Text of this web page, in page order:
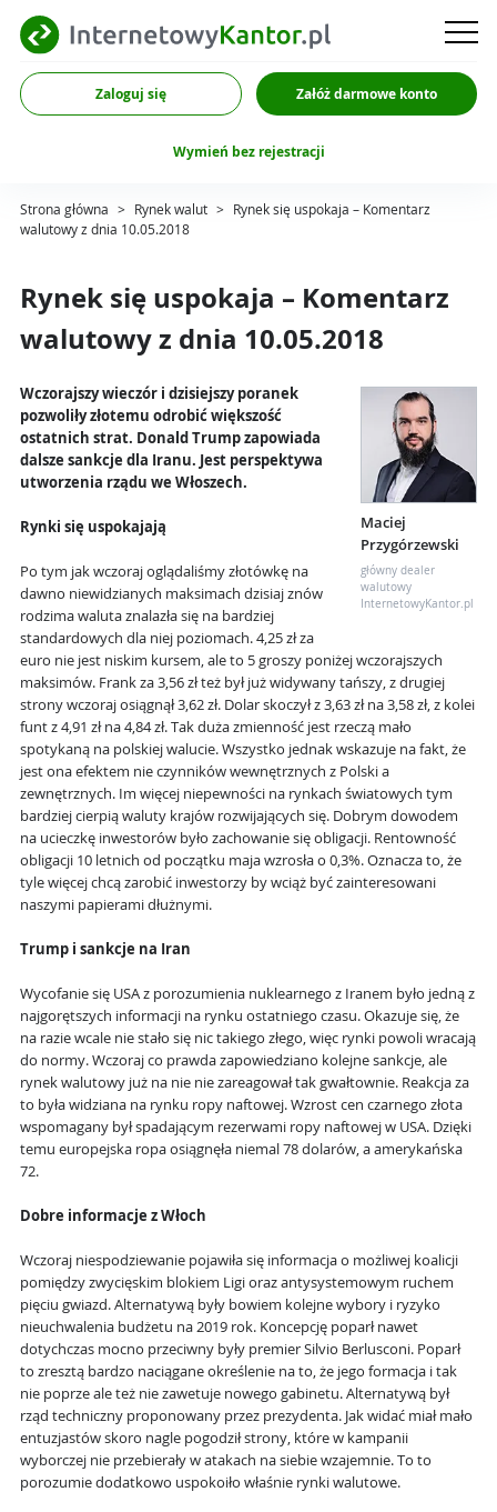
Zaloguj się Załóż darmowe konto
Wymień bez rejestracji
Strona główna > Rynek walut > Rynek się uspokaja – Komentarz
walutowy z dnia 10.05.2018
Rynek się uspokaja – Komentarz
walutowy z dnia 10.05.2018
Maciej
Przygórzewski
główny dealer
walutowy
InternetowyKantor.pl
Wczorajszy wieczór i dzisiejszy poranek
pozwoliły złotemu odrobić większość
ostatnich strat. Donald Trump zapowiada
dalsze sankcje dla Iranu. Jest perspektywa
utworzenia rządu we Włoszech.
Rynki się uspokajają
Po tym jak wczoraj oglądaliśmy złotówkę na
dawno niewidzianych maksimach dzisiaj znów
rodzima waluta znalazła się na bardziej
standardowych dla niej poziomach. 4,25 zł za
euro nie jest niskim kursem, ale to 5 groszy poniżej wczorajszych
maksimów. Frank za 3,56 zł też był już widywany tańszy, z drugiej
strony wczoraj osiągnął 3,62 zł. Dolar skoczył z 3,63 zł na 3,58 zł, z kolei
funt z 4,91 zł na 4,84 zł. Tak duża zmienność jest rzeczą mało
spotykaną na polskiej walucie. Wszystko jednak wskazuje na fakt, że
jest ona efektem nie czynników wewnętrznych z Polski a
zewnętrznych. Im więcej niepewności na rynkach światowych tym
bardziej cierpią waluty krajów rozwijających się. Dobrym dowodem
na ucieczkę inwestorów było zachowanie się obligacji. Rentowność
obligacji 10 letnich od początku maja wzrosła o 0,3%. Oznacza to, że
tyle więcej chcą zarobić inwestorzy by wciąż być zainteresowani
naszymi papierami dłużnymi.
Trump i sankcje na Iran
Wycofanie się USA z porozumienia nuklearnego z Iranem było jedną z
najgorętszych informacji na rynku ostatniego czasu. Okazuje się, że
na razie wcale nie stało się nic takiego złego, więc rynki powoli wracają
do normy. Wczoraj co prawda zapowiedziano kolejne sankcje, ale
rynek walutowy już na nie nie zareagował tak gwałtownie. Reakcja za
to była widziana na rynku ropy naftowej. Wzrost cen czarnego złota
wspomagany był spadającym rezerwami ropy naftowej w USA. Dzięki
temu europejska ropa osiągnęła niemal 78 dolarów, a amerykańska
72.
Dobre informacje z Włoch
Wczoraj niespodziewanie pojawiła się informacja o możliwej koalicji
pomiędzy zwycięskim blokiem Ligi oraz antysystemowym ruchem
pięciu gwiazd. Alternatywą były bowiem kolejne wybory i ryzyko
nieuchwalenia budżetu na 2019 rok. Koncepcję poparł nawet
dotychczas mocno przeciwny były premier Silvio Berlusconi. Poparł
to zresztą bardzo naciągane określenie na to, że jego formacja i tak
nie poprze ale też nie zawetuje nowego gabinetu. Alternatywą był
rząd techniczny proponowany przez prezydenta. Jak widać miał mało
entuzjastów skoro nagle pogodził strony, które w kampanii
wyborczej nie przebierały w atakach na siebie wzajemnie. To to
porozumie dodatkowo uspokoiło właśnie rynki walutowe.